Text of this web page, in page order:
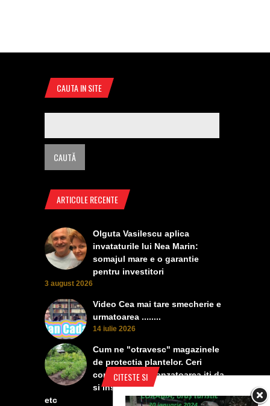
CITESTE SI
CAUTA IN SITE
ARTICOLE RECENTE
Olguta Vasilescu aplica
invataturile lui Nea Marin:
somajul mare e o garantie
pentru investitori
3 august 2026
Video Cea mai tare smecherie e
urmatoarea ........
14 iulie 2026
Cum ne "otravesc" magazinele
de protectia plantelor. Ceri
contra manei, vanzatoarea iti da
si insecticid, pentru dezvoltare,
etc